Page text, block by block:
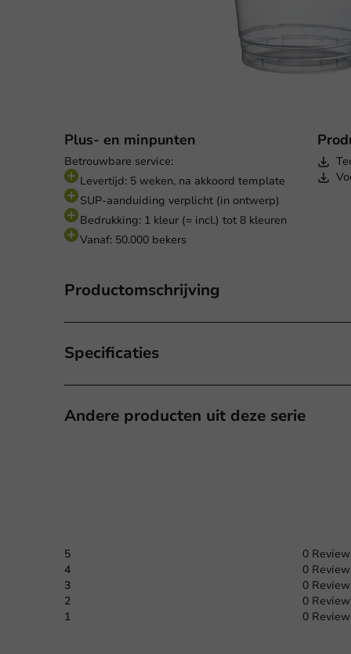
Plus- en minpunten
Betrouwbare service:
Levertijd: 5 weken, na akkoord template
SUP-aanduiding verplicht (in ontwerp)
Bedrukking: 1 kleur (= incl.) tot 8 kleuren
Vanaf: 50.000 bekers
Productomschrijving
Specificaties
Andere producten uit deze serie
5
0
4
0
3
0
2
0
1
0